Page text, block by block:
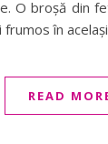
O broșă din
în
READ